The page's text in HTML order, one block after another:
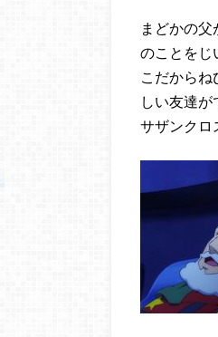
まどかの
のことをじ
こだから
しい友達
サザンクロ